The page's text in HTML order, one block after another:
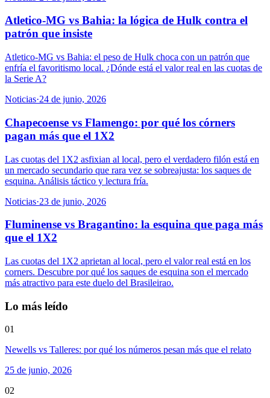
Atletico-MG vs Bahia: la lógica de Hulk contra el
patrón que insiste
Atletico-MG vs Bahia: el peso de Hulk choca con un patrón que
enfría el favoritismo local. ¿Dónde está el valor real en las cuotas de
la Serie A?
Noticias·24 de junio, 2026
Chapecoense vs Flamengo: por qué los córners
pagan más que el 1X2
Las cuotas del 1X2 asfixian al local, pero el verdadero filón está en
un mercado secundario que rara vez se sobreajusta: los saques de
esquina. Análisis táctico y lectura fría.
Noticias·23 de junio, 2026
Fluminense vs Bragantino: la esquina que paga más
que el 1X2
Las cuotas del 1X2 aprietan al local, pero el valor real está en los
corners. Descubre por qué los saques de esquina son el mercado
más atractivo para este duelo del Brasileirao.
Lo más leído
01
Newells vs Talleres: por qué los números pesan más que el relato
25 de junio, 2026
02